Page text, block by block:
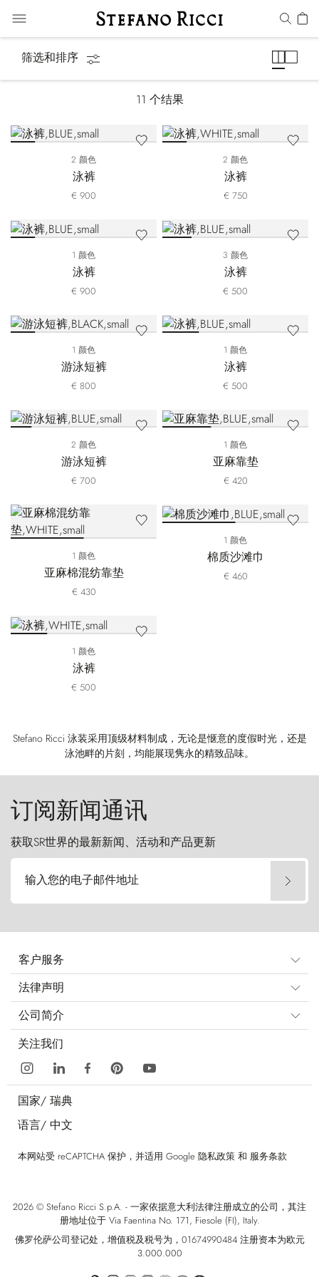
筛选和排序
11 个结果
2 颜色
泳裤
€ 900
2 颜色
泳裤
€ 750
1 颜色
泳裤
€ 900
3 颜色
泳裤
€ 500
1 颜色
游泳短裤
€ 800
1 颜色
泳裤
€ 500
2 颜色
游泳短裤
€ 700
1 颜色
亚麻靠垫
€ 420
1 颜色
亚麻棉混纺靠垫
€ 430
1 颜色
棉质沙滩巾
€ 460
1 颜色
泳裤
€ 500
Stefano Ricci 泳装采用顶级材料制成，无论是惬意的度假时光，还是
泳池畔的片刻，均能展现隽永的精致品味。
订阅新闻通讯
获取SR世界的最新新闻、活动和产品更新
输入您的电子邮件地址
客户服务
法律声明
公司简介
关注我们
国家/ 瑞典
语言/ 中文
本网站受 reCAPTCHA 保护，并适用 Google 隐私政策 和 服务条款
2026 © Stefano Ricci S.p.A. - 一家依据意大利法律注册成立的公司，其注
册地址位于 Via Faentina No. 171, Fiesole (FI), Italy.
佛罗伦萨公司登记处，增值税及税号为，01674990484 注册资本为欧元
3.000.000